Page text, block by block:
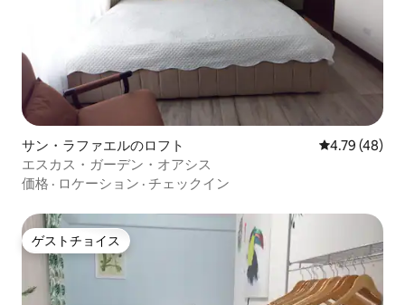
サン・ラファエルのロフト レビュー48
4.79 (48)
エスカス・ガーデン・オアシス
価格 · ロケーション · チェックイン
ゲストチョイス
ゲストチョイス